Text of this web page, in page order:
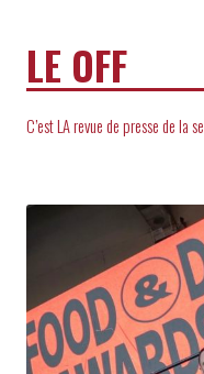
LE OFF
C’est LA revue de presse de la